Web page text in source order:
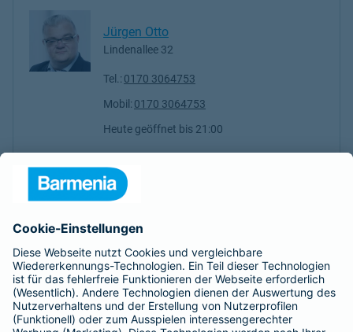
Jürgen Otto
Lindenallee 32
Tel.: 0170 3064753
Mobil: 0170 3064753
Heute geöffnet bis 21:00
Frank Gille
Lindenallee 32
Tel.: 0171 2744420
Mobil: 0171 2744420
geschlossen- Öffnet um 10:00 Montag